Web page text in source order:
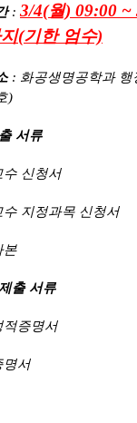
: 3/4(월) 09:00 ~
(기한 엄수)
: 화공생명공학과 행
)
서류
신청서
지정과목 신청서
본
출 서류
증명서
서